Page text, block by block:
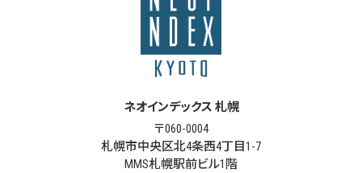
ネオインデックス 札幌
〒060-0004
札幌市中央区北4条西4丁目1-7
MMS札幌駅前ビル1階